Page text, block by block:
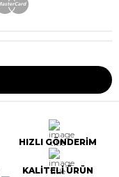
HIZLI GÖNDERİM
KALİTELİ ÜRÜN